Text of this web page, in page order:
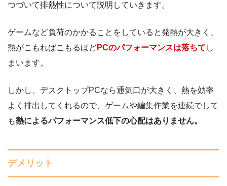
つづいて排熱性について説明していきます。
ゲームなど負荷のかかることをしていると発熱が大きく、
熱がこもればこもるほどPCのパフォーマンスは落ちて し
まいます。
しかし、デスクトップPCなら通気口が大きく、熱を効率
よく排出してくれるので、ゲームや編集作業を連続でして
も熱によるパフォーマンス低下の心配はありません。
デメリット